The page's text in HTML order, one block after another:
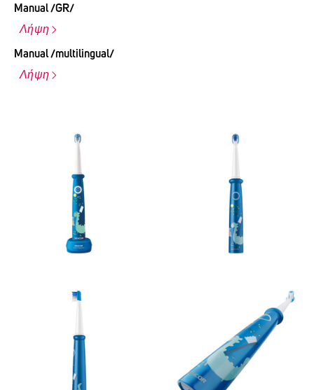
Manual /GR/
Λήψη
Manual /multilingual/
Λήψη